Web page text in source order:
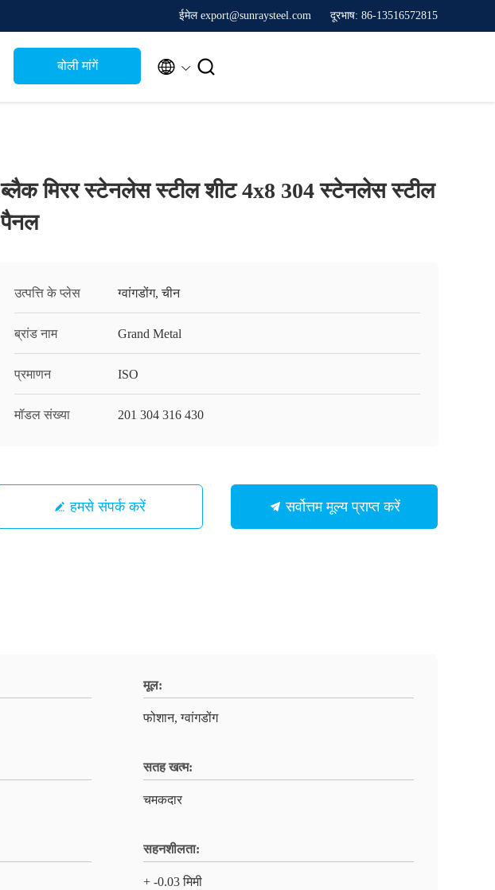
ईमेल export@sunraysteel.com दूरभाष: 86-13516572815
बोली मांगें  
ब्लैक मिरर स्टेनलेस स्टील शीट 4x8 304 स्टेनलेस स्टील
पैनल
उत्पत्ति के प्लेस ग्वांगडोंग, चीन
ब्रांड नाम Grand Metal
प्रमाणन ISO
मॉडल संख्या 201 304 316 430
हमसे संपर्क करें सर्वोत्तम मूल्य प्राप्त करें
मूल:
फोशान, ग्वांगडोंग
सतह खत्म:
चमकदार
सहनशीलता:
+ -0.03 मिमी